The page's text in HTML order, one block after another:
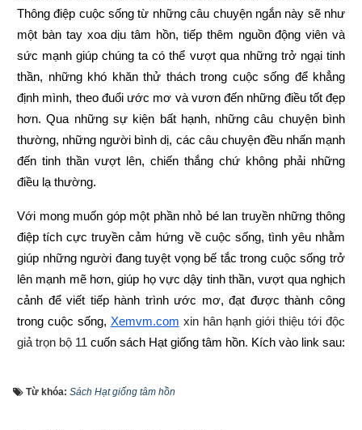
Thông điệp cuộc sống từ những câu chuyện ngắn này sẽ như
một bàn tay xoa dịu tâm hồn, tiếp thêm nguồn động viên và
sức mạnh giúp chúng ta có thể vượt qua những trở ngại tinh
thần, những khó khăn thử thách trong cuộc sống để khẳng
định mình, theo đuổi ước mơ và vươn đến những điều tốt đẹp
hơn. Qua những sự kiện bất hạnh, những câu chuyện bình
thường, những người bình dị, các câu chuyện đều nhấn mạnh
đến tinh thần vượt lên, chiến thắng chứ không phải những
điều lạ thường.
Với mong muốn góp một phần nhỏ bé lan truyền những thông
điệp tích cực truyền cảm hứng về cuộc sống, tình yêu nhằm
giúp những người đang tuyệt vọng bế tắc trong cuộc sống trở
lên mạnh mẽ hơn, giúp họ vực dậy tinh thần, vượt qua nghịch
cảnh để viết tiếp hành trình ước mơ, đạt được thành công
trong cuộc sống, Xemvm.com xin hân hạnh giới thiệu tới độc
giả trọn bộ 11 cuốn sách Hạt giống tâm hồn. Kích vào link sau:
tai-sach-hat-giong-tam-hon-pdf-10.html
Từ khóa: Sách Hạt giống tâm hồn